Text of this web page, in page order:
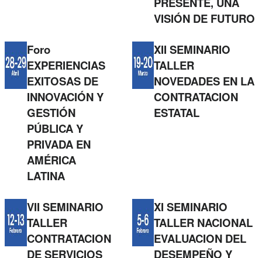
VISIÓN DE FUTURO
Foro
EXPERIENCIAS
EXITOSAS DE
INNOVACIÓN Y
GESTIÓN
PÚBLICA Y
PRIVADA EN
AMÉRICA
LATINA
XII SEMINARIO
TALLER
NOVEDADES EN LA
CONTRATACION
ESTATAL
VII SEMINARIO
TALLER
CONTRATACION
DE SERVICIOS
XI SEMINARIO
TALLER NACIONAL
EVALUACION DEL
DESEMPEÑO Y